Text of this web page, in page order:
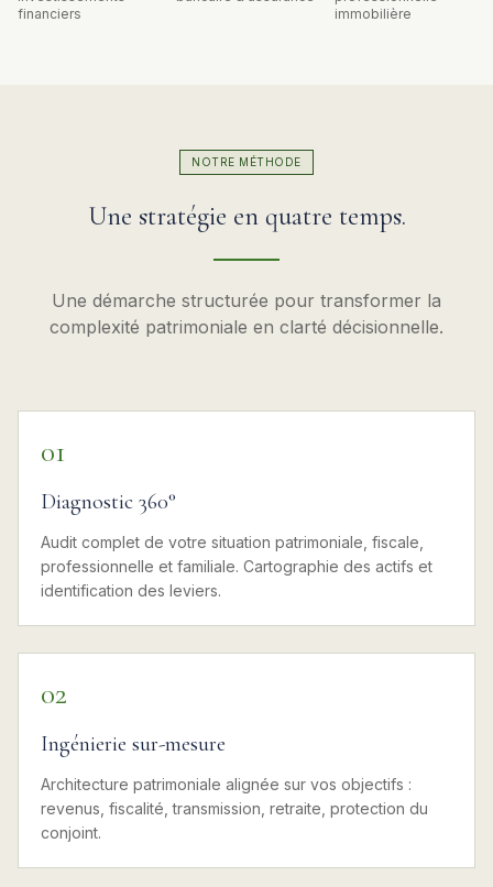
financiers
immobilière
NOTRE MÉTHODE
Une stratégie en quatre temps.
Une démarche structurée pour transformer la
complexité patrimoniale en clarté décisionnelle.
01
Diagnostic 360°
Audit complet de votre situation patrimoniale, fiscale,
professionnelle et familiale. Cartographie des actifs et
identification des leviers.
02
Ingénierie sur-mesure
Architecture patrimoniale alignée sur vos objectifs :
revenus, fiscalité, transmission, retraite, protection du
conjoint.